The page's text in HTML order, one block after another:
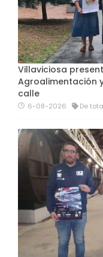
Villaviciosa
Agroalimentación
calle
6-08-2026 De